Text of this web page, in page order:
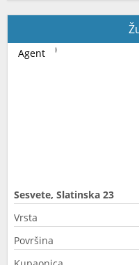
Agent
Sesvete, Slatinska 23
Vrsta
Površina